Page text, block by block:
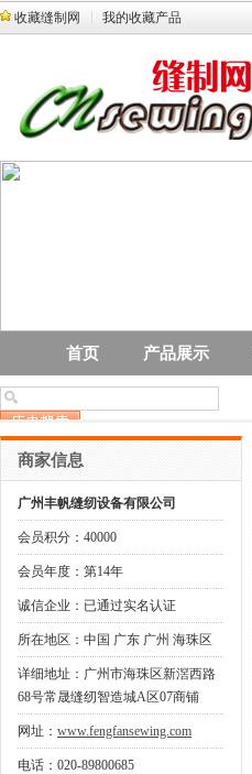
收藏缝制网 我的收藏产品
首页 产品展示
商家信息
广州丰帆缝纫设备有限公司
会员积分：40000
会员年度：第14年
诚信企业：已通过实名认证
所在地区：中国 广东 广州 海珠区
详细地址：广州市海珠区新滘西路
68号常晟缝纫智造城A区07商铺
网址： www.fengfansewing.com
电话：020-89800685